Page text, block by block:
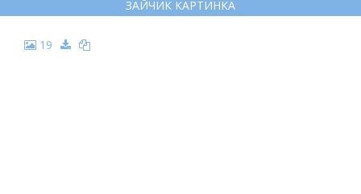
ЗАЙЧИК КАРТИНКА
19